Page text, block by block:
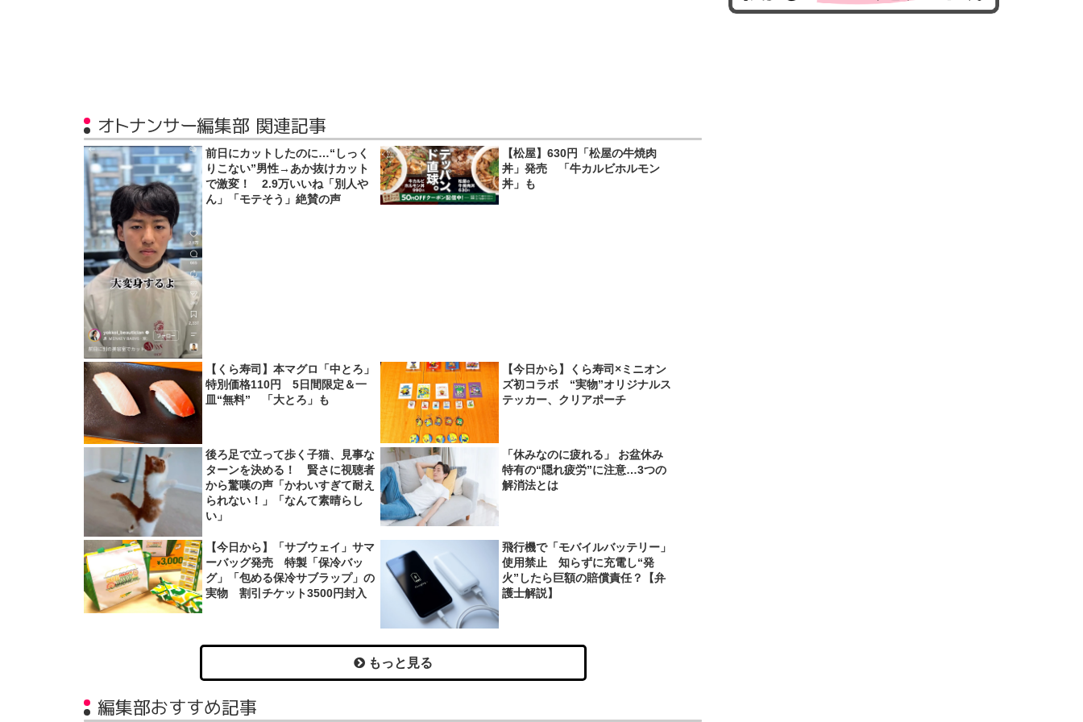
オトナンサー編集部 関連記事
前日にカットしたのに…“しっく
りこない”男性→あか抜けカット
で激変！ 2.9万いいね「別人や
ん」「モテそう」絶賛の声
【松屋】630円「松屋の牛焼肉
丼」発売 「牛カルビホルモン
丼」も
【くら寿司】本マグロ「中とろ」
特別価格110円 5日間限定＆一
皿“無料” 「大とろ」も
【今日から】くら寿司×ミニオン
ズ初コラボ “実物”オリジナルス
テッカー、クリアポーチ
後ろ足で立って歩く子猫、見事な
ターンを決める！ 賢さに視聴者
から驚嘆の声「かわいすぎて耐え
られない！」「なんて素晴らし
い」
「休みなのに疲れる」 お盆休み
特有の“隠れ疲労”に注意…3つの
解消法とは
【今日から】「サブウェイ」サマ
ーバッグ発売 特製「保冷バッ
グ」「包める保冷サブラップ」の
実物 割引チケット3500円封入
飛行機で「モバイルバッテリー」
使用禁止 知らずに充電し“発
火”したら巨額の賠償責任？【弁
護士解説】
もっと見る
編集部おすすめ記事